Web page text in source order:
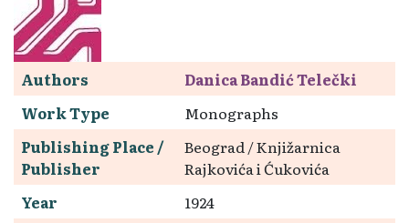
Authors
Danica Bandić Telečki
Work Type
Monographs
Publishing Place /
Publisher
Beograd / Knjižarnica
Rajkovića i Ćukovića
Year
1924